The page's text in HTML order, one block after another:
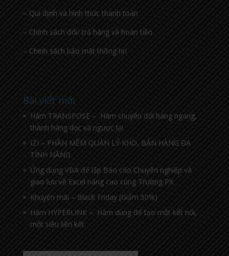
– Qui định và hình thức thanh toán
– Chính sách đổi/ trả hàng và hoàn tiền
– Chính sách bảo mật thông tin
Bài viết mới
Hàm TRANSPOSE – Hàm chuyển đổi hàng ngang,
thành hàng dọc và ngược lại
IZI – PHẦN MỀM QUẢN LÝ KHO, BÁN HÀNG ĐA
TÍNH NĂNG
Ứng dụng VBA để lập Báo cáo Chuyên nghiệp và
giao lưu về Excel nâng cao cùng Trường PX
Khuyến mãi – Black Friday (Giảm 50%)
Hàm HYPERLINK – Hàm dùng để tạo một kết nối,
một siêu liên kết